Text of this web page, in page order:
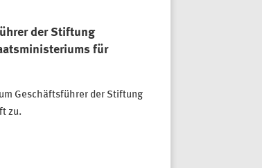
der Stiftung
für
Geschäftsführer der Stiftung
zu.